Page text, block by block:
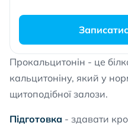
Прокальцитонін - це
кальцитоніну, який у
щитоподібної залози.
Підготовка - здавати